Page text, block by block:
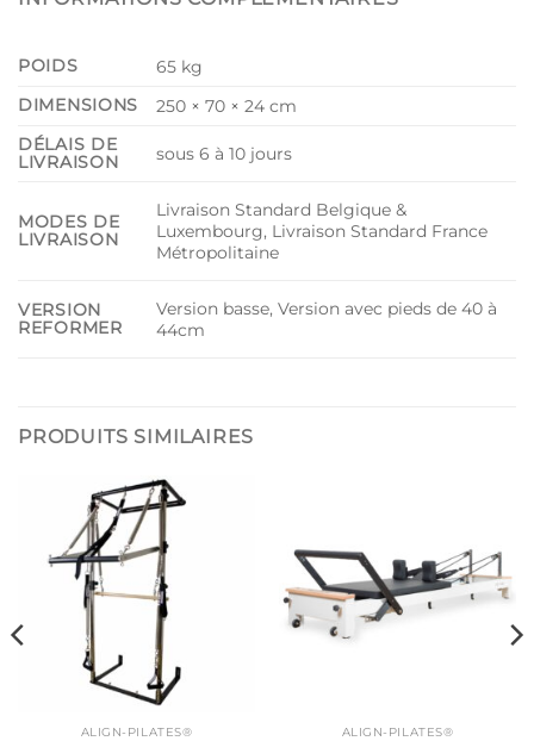
POIDS
65 kg
DIMENSIONS
250 × 70 × 24 cm
DÉLAIS DE
LIVRAISON
sous 6 à 10 jours
MODES DE
LIVRAISON
Livraison Standard Belgique &
Luxembourg, Livraison Standard France
Métropolitaine
VERSION
REFORMER
Version basse, Version avec pieds de 40 à
44cm
PRODUITS SIMILAIRES
ALIGN-PILATES® ALIGN-PILATES®